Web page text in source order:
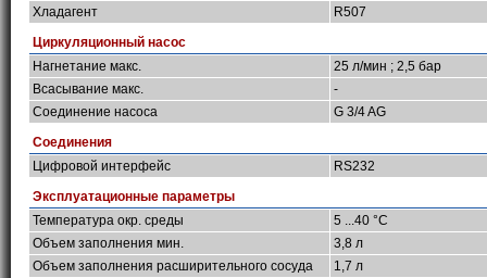
Хладагент
R507
Циркуляционный насос
Нагнетание макс.
25 л/мин ; 2,5 бар
Всасывание макс.
-
Соединение насоса
G 3/4 AG
Соединения
Цифровой интерфейс
RS232
Эксплуатационные параметры
Температура окр. среды
5 ...40 °C
Объем заполнения мин.
3,8 л
Объем заполнения расширительного сосуда
1,7 л